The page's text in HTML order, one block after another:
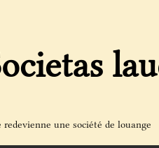
une société de louange